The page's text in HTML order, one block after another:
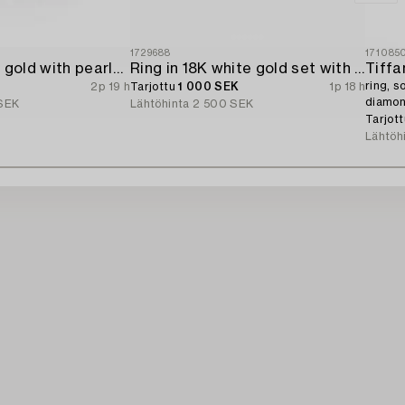
Ring 18K white gold with pearls and octagon-cut diamonds.
2p 19 h
1729688
Ring in 18K white gold set with a brilliant-cut diamond.
Tarjottu1 000 SEK
1p 18 h
Lähtöhinta 2 500 SEK
ring,
With